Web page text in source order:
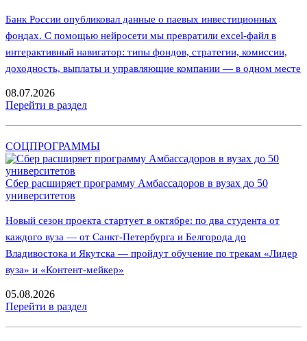
Банк России опубликовал данные о паевых инвестиционных
фондах. С помощью нейросети мы превратили excel-файл в
интерактивный навигатор: типы фондов, стратегии, комиссии,
доходность, выплаты и управляющие компании — в одном месте
08.07.2026
Перейти в раздел
СОЦПРОГРАММЫ
Сбер расширяет программу Амбассадоров в вузах до 50
университетов
Новый сезон проекта стартует в октябре: по два студента от
каждого вуза — от Санкт-Петербурга и Белгорода до
Владивостока и Якутска — пройдут обучение по трекам «Лидер
вуза» и «Контент-мейкер»
05.08.2026
Перейти в раздел